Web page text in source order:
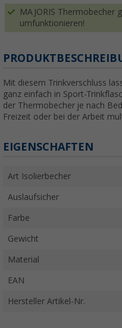
MAJORIS Thermobecher
umfunktionieren!
Mit diesem Trinkverschluss
ganz einfach in Sport-
der Thermobecher je nach
Freizeit oder bei der Arbeit
EIGENSCHAFTEN
Art Isolierbecher
Auslaufsicher
Farbe
Gewicht
Material
EAN
Hersteller Artikel-Nr.